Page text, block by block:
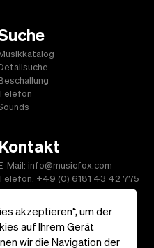
akzeptieren“, um der
auf Ihrem Gerät
wir die Navigation der
Kontakt
Mail: info@musicfox.com
+49 (0) 6181 43 42 775
+49 (0) 6181 43 45 609